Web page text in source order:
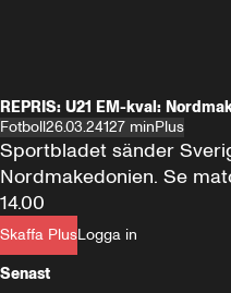
REPRIS: U21 EM-kval:
Fotboll26.03.24127 minPlus
Skaffa PlusLogga in
Sportbladet sänder
Nordmakedonien. Se
14.00
Senast